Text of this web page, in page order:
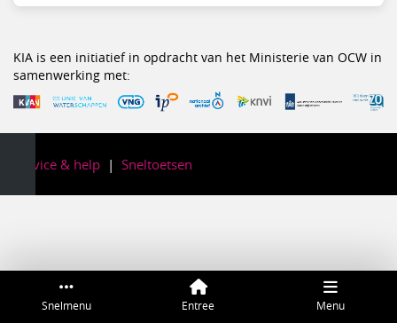
Snelmenu Entree Menu
KIA is een initiatief in opdracht van het Ministerie van OCW in
samenwerking met:
Service & help Sneltoetsen